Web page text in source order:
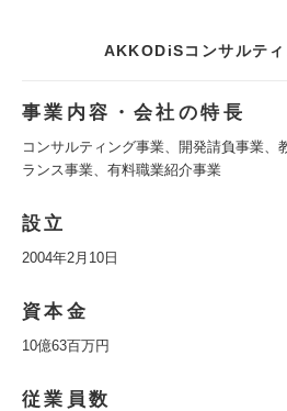
AKKODiSコンサルテ
事業内容・会社の特長
コンサルティング事業、開発請負事業、
ランス事業、有料職業紹介事業
設立
2004年2月10日
資本金
10億63百万円
従業員数